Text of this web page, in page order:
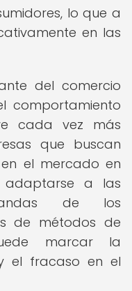
lo que a
en las
del comercio
comportamiento
cada vez más
que buscan
el mercado en
a las
de los
de métodos de
marcar la
el fracaso en el